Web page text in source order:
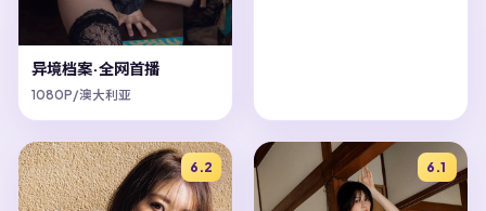
异境档案·全网首播
1080P/澳大利亚
6.2 6.1